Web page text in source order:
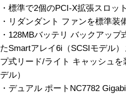
・標準で2個のPCI-X拡張スロッ
・リダンダント ファンを標準装
・128MBバッテリ バックアッ
たSmartアレイ6i（SCSIモデル
プ式リード/ライト キャッシュ
デル）
・デュアル ポートNC7782